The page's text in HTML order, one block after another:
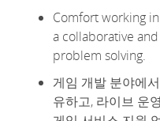
Comfort working
a collaborative and
problem solving.
게임 개발 분야에
유하고, 라이브 운